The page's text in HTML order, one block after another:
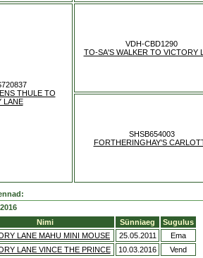
THULE TO
LANE
VDH-CBD1290
TO-SA'S WALKER TO VICTORY
SHSB654003
FORTHERINGHAY'S
Nimi Sünniaeg
Sugulus
LANE MAHU MINI MOUSE 25.05.2011
Ema
LANE VINCE THE PRINCE 10.03.2016 Vend